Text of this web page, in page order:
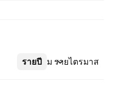
รายปี รายไตรมาส
เพิ่มเติม